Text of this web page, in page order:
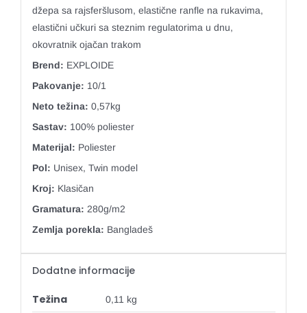
džepa sa rajsferšlusom, elastične ranfle na rukavima,
elastični učkuri sa steznim regulatorima u dnu,
okovratnik ojačan trakom
Brend: EXPLOIDE
Pakovanje: 10/1
Neto težina: 0,57kg
Sastav: 100% poliester
Materijal: Poliester
Pol: Unisex, Twin model
Kroj: Klasičan
Gramatura: 280g/m2
Zemlja porekla: Bangladeš
Dodatne informacije
Težina 0,11 kg